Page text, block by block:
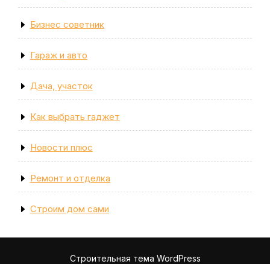
Бизнес советник
Гараж и авто
Дача, участок
Как выбрать гаджет
Новости плюс
Ремонт и отделка
Строим дом сами
Строительная тема WordPress